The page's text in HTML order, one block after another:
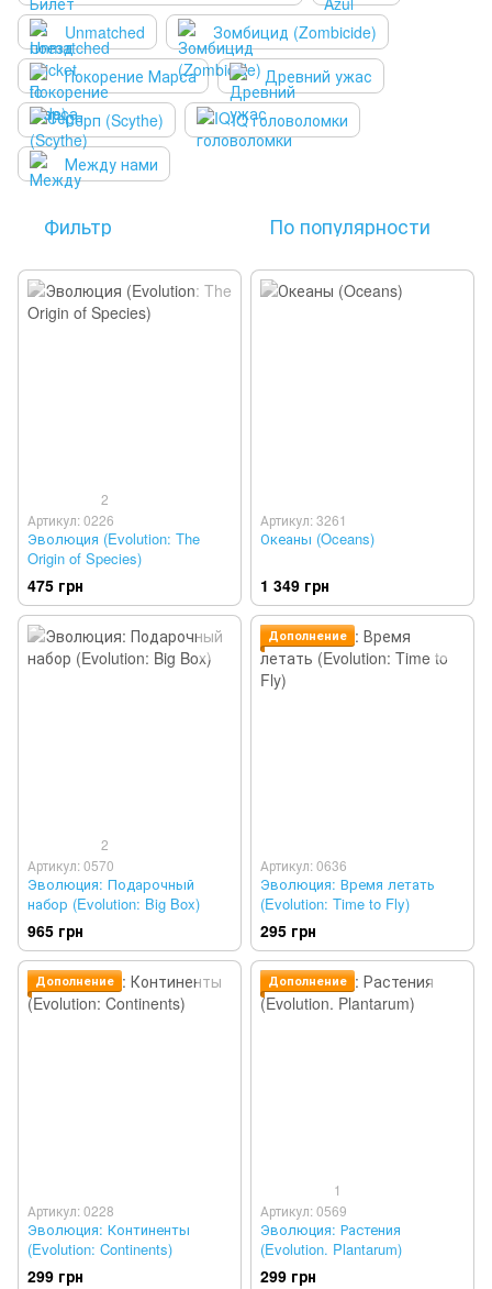
Unmatched
Зомбицид (Zombicide)
Покорение Марса
Древний ужас
Серп (Scythe)
IQ головоломки
Между нами
Фильтр По популярности
2
Артикул: 0226
Эволюция (Evolution: The
Origin of Species)
475 грн
Артикул: 3261
Океаны (Oceans)
1 349 грн
2
Артикул: 0570
Эволюция: Подарочный
набор (Evolution: Big Box)
965 грн
Дополнение
Артикул: 0636
Эволюция: Время летать
(Evolution: Time to Fly)
295 грн
Дополнение
Артикул: 0228
Эволюция: Континенты
(Evolution: Continents)
299 грн
Дополнение
1
Артикул: 0569
Эволюция: Растения
(Evolution. Plantarum)
299 грн